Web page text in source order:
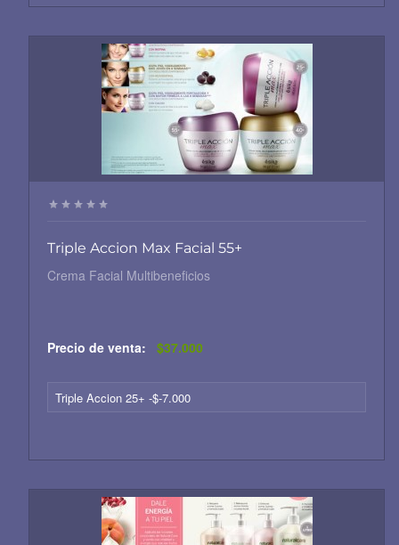
Triple Accion Max Facial 55+
Crema Facial Multibeneficios
Precio de venta: $37.000
Triple Accion 25+ -$-7.000